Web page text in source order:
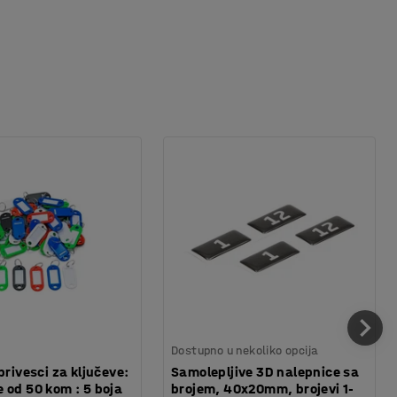
za ključeve:
od 50 kom : 5 boja
Dostupno u nekoliko opcija
Samolepljive 3D nalepnice sa
brojem, 40x20mm, brojevi 1-